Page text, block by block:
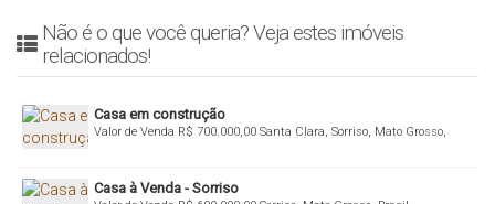
Não é o que você queria? Veja estes imóveis
relacionados!
Casa em construção
R$ 700.000,00
Valor de Venda
Santa Clara, Sorriso, Mato Grosso,
Casa à Venda - Sorriso